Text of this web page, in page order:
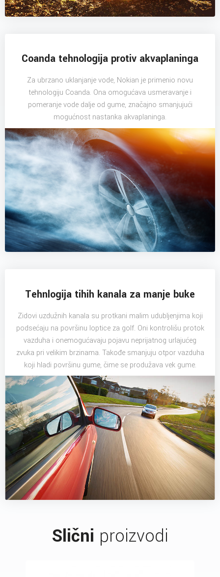
Coanda tehnologija protiv akvaplaninga
Za ubrzano uklanjanje vode, Nokian je primenio novu
tehnologiju Coanda. Ona omogućava usmeravanje i
pomeranje vode dalje od gume, značajno smanjujući
mogućnost nastanka akvaplaninga.
Tehnlogija tihih kanala za manje buke
Zidovi uzdužnih kanala su protkani malim udubljenjima koji
podsećaju na površinu loptice za golf. Oni kontrolišu protok
vazduha i onemogućavaju pojavu neprijatnog urlajućeg
zvuka pri velikim brzinama. Takođe smanjuju otpor vazduha
koji hladi površinu gume, čime se produžava vek gume.
Slični proizvodi